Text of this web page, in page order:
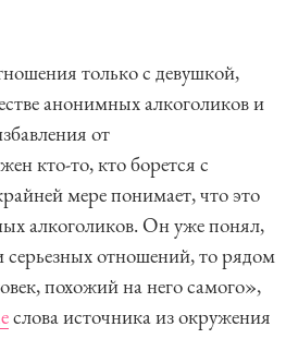
только с девушкой,
анонимных алкоголиков и
от
кто-то, кто борется с
мере понимает, что это
алкоголиков. Он уже понял,
серьезных отношений, то рядом
похожий на него самого»,
слова источника из окружения